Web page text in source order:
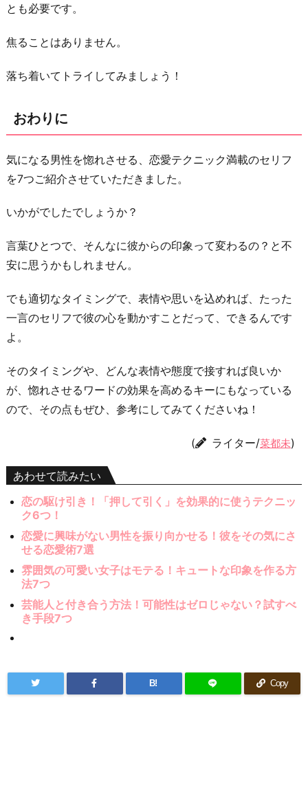
とも必要です。
焦ることはありません。
落ち着いてトライしてみましょう！
おわりに
気になる男性を惚れさせる、恋愛テクニック満載のセリフ
を7つご紹介させていただきました。
いかがでしたでしょうか？
言葉ひとつで、そんなに彼からの印象って変わるの？と不
安に思うかもしれません。
でも適切なタイミングで、表情や思いを込めれば、たった
一言のセリフで彼の心を動かすことだって、できるんです
よ。
そのタイミングや、どんな表情や態度で接すれば良いか
が、惚れさせるワードの効果を高めるキーにもなっている
ので、その点もぜひ、参考にしてみてくださいね！
( ライター/菜都未)
あわせて読みたい
恋の駆け引き！「押して引く」を効果的に使うテクニッ
ク6つ！
恋愛に興味がない男性を振り向かせる！彼をその気にさ
せる恋愛術7選
雰囲気の可愛い女子はモテる！キュートな印象を作る方
法7つ
芸能人と付き合う方法！可能性はゼロじゃない？試すべ
き手段7つ
B! Copy